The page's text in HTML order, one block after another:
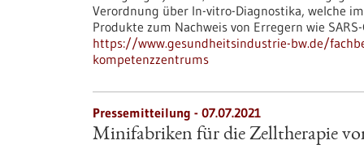
Verordnung über In-vitro-Diagnostika, welche
Produkte zum Nachweis von Erregern wie
https://www.gesundheitsindustrie-bw.de/
kompetenzzentrums
Pressemitteilung - 07.07.2021
Minifabriken für die Zelltherapie